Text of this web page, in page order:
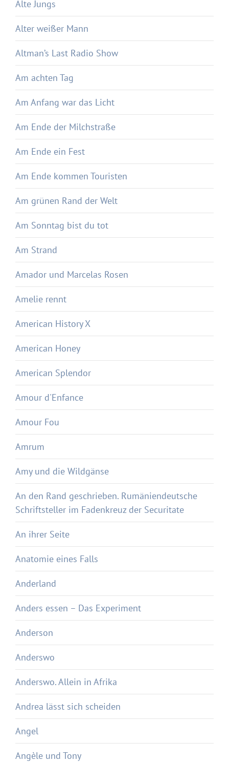
Alte Jungs
Alter weißer Mann
Altman’s Last Radio Show
Am achten Tag
Am Anfang war das Licht
Am Ende der Milchstraße
Am Ende ein Fest
Am Ende kommen Touristen
Am grünen Rand der Welt
Am Sonntag bist du tot
Am Strand
Amador und Marcelas Rosen
Amelie rennt
American History X
American Honey
American Splendor
Amour d'Enfance
Amour Fou
Amrum
Amy und die Wildgänse
An den Rand geschrieben. Rumäniendeutsche
Schriftsteller im Fadenkreuz der Securitate
An ihrer Seite
Anatomie eines Falls
Anderland
Anders essen – Das Experiment
Anderson
Anderswo
Anderswo. Allein in Afrika
Andrea lässt sich scheiden
Angel
Angèle und Tony